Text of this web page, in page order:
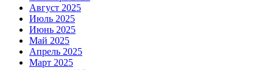
Август 2025
Июль 2025
Июнь 2025
Май 2025
Апрель 2025
Март 2025